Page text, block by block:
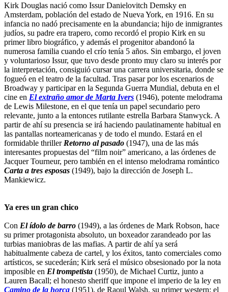
Kirk Douglas nació como Issur Danielovitch Demsky en
Amsterdam, población del estado de Nueva York, en 1916. En su
infancia no nadó precisamente en la abundancia; hijo de inmigrantes
judíos, su padre era trapero, como recordó el propio Kirk en su
primer libro biográfico, y además el progenitor abandonó la
numerosa familia cuando el crío tenía 5 años. Sin embargo, el joven
y voluntarioso Issur, que tuvo desde pronto muy claro su interés por
la interpretación, consiguió cursar una carrera universitaria, donde se
fogueó en el teatro de la facultad. Tras pasar por los escenarios de
Broadway y participar en la Segunda Guerra Mundial, debuta en el
cine en El extraño amor de Marta Ivers (1946), potente melodrama
de Lewis Milestone, en el que tenía un papel secundario pero
relevante, junto a la entonces rutilante estrella Barbara Stanwyck. A
partir de ahí su presencia se irá haciendo paulatinamente habitual en
las pantallas norteamericanas y de todo el mundo. Estará en el
formidable thriller Retorno al pasado (1947), una de las más
interesantes propuestas del “film noir” americano, a las órdenes de
Jacquer Tourneur, pero también en el intenso melodrama romántico
Carta a tres esposas (1949), bajo la dirección de Joseph L.
Mankiewicz.
Ya eres un gran chico
Con El ídolo de barro (1949), a las órdenes de Mark Robson, hace
su primer protagonista absoluto, un boxeador zarandeado por las
turbias maniobras de las mafias. A partir de ahí ya será
habitualmente cabeza de cartel, y los éxitos, tanto comerciales como
artísticos, se sucederán; Kirk será el músico obsesionado por la nota
imposible en El trompetista (1950), de Michael Curtiz, junto a
Lauren Bacall; el honesto sheriff que impone el imperio de la ley en
Camino de la horca (1951), de Raoul Walsh, su primer western; el